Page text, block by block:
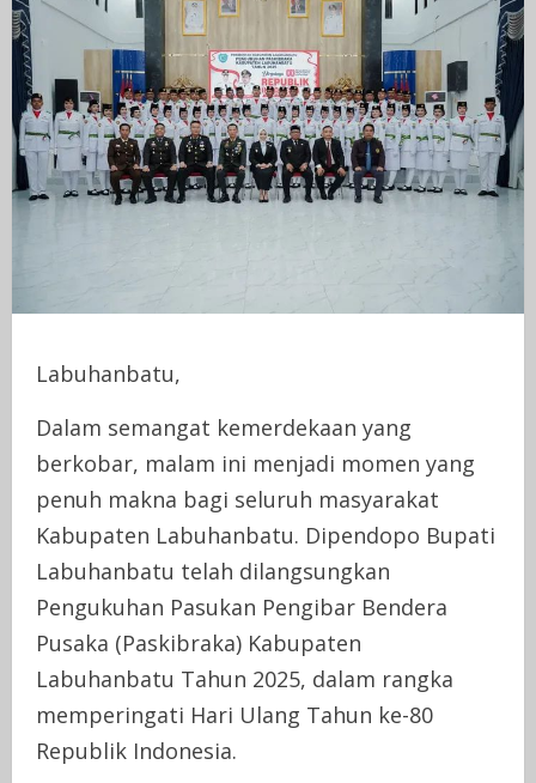
Labuhanbatu,
Dalam semangat kemerdekaan yang
berkobar, malam ini menjadi momen yang
penuh makna bagi seluruh masyarakat
Kabupaten Labuhanbatu. Dipendopo Bupati
Labuhanbatu telah dilangsungkan
Pengukuhan Pasukan Pengibar Bendera
Pusaka (Paskibraka) Kabupaten
Labuhanbatu Tahun 2025, dalam rangka
memperingati Hari Ulang Tahun ke-80
Republik Indonesia.